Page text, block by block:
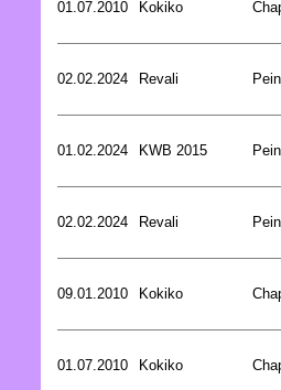
01.07.2010 Kokiko
02.02.2024 Revali
01.02.2024 KWB 2015
02.02.2024 Revali
09.01.2010 Kokiko
01.07.2010 Kokiko